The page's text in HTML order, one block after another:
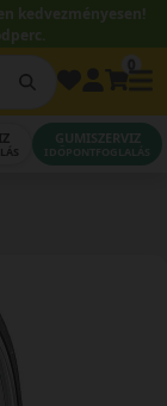
kedvezményesen!
GUMISZERVIZ
IDŐPONTFOGLALÁS